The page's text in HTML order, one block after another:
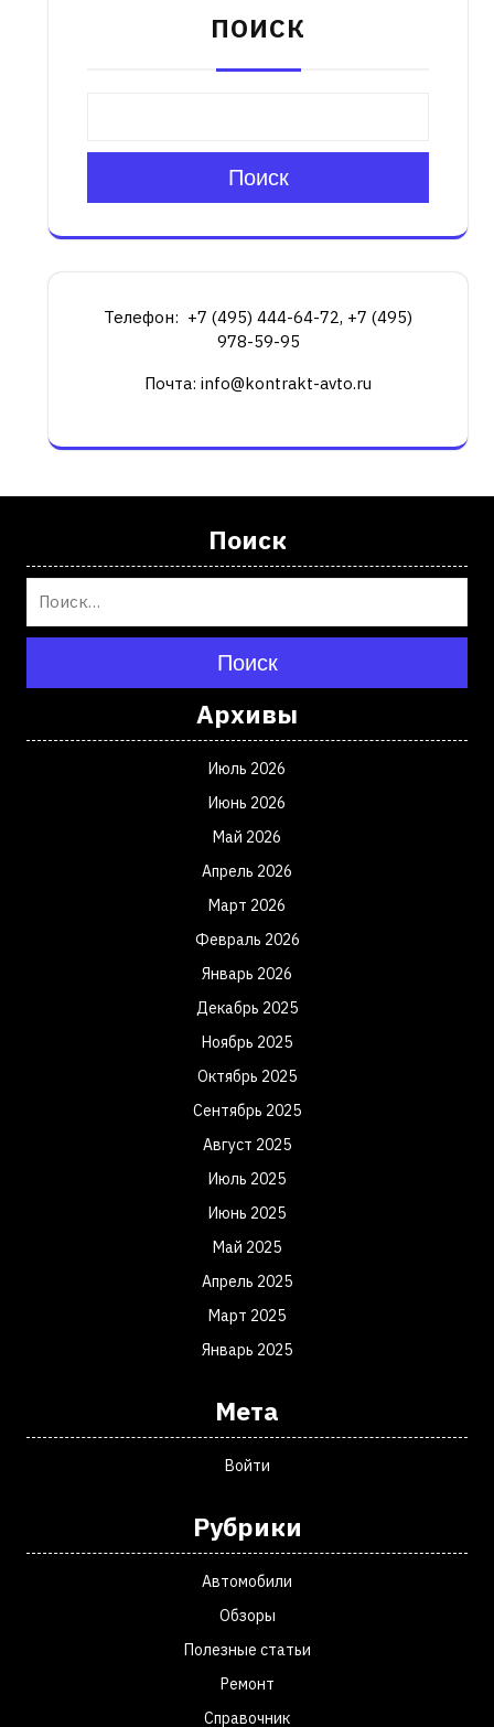
ПОИСК
Поиск
Телефон: +7 (495) 444-64-72, +7 (495)
978-59-95
Почта: info@kontrakt-avto.ru
Поиск
Поиск
Архивы
Июль 2026
Июнь 2026
Май 2026
Апрель 2026
Март 2026
Февраль 2026
Январь 2026
Декабрь 2025
Ноябрь 2025
Октябрь 2025
Сентябрь 2025
Август 2025
Июль 2025
Июнь 2025
Май 2025
Апрель 2025
Март 2025
Январь 2025
Мета
Войти
Рубрики
Автомобили
Обзоры
Полезные статьи
Ремонт
Справочник